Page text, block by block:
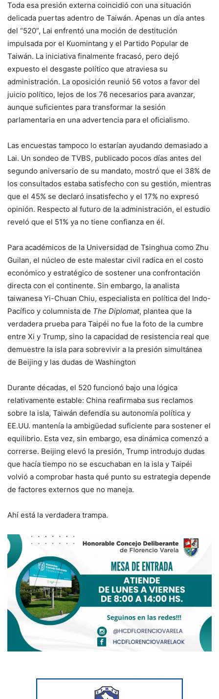
Toda esa presión externa coincidió con una situación
delicada puertas adentro de Taiwán. Apenas un día antes
del “520”, Lai enfrentó una moción de destitución
impulsada por el Kuomintang y el Partido Popular de
Taiwán. La iniciativa finalmente fracasó, pero dejó
expuesto el desgaste político que atraviesa su
administración. La oposición reunió 56 votos a favor del
juicio político, lejos de los 76 necesarios para avanzar,
aunque suficientes para transformar la sesión
parlamentaria en una advertencia para el oficialismo.
Las encuestas tampoco lo estarían ayudando demasiado a
Lai. Un sondeo de TVBS, publicado pocos días antes del
segundo aniversario de su mandato, mostró que el 38% de
los consultados estaba satisfecho con su gestión, mientras
que el 45% se declaró insatisfecho y el 17% no expresó
opinión. Respecto al futuro de la administración, el estudio
reveló que el 51% ya no tiene confianza en él.
Para académicos de la Universidad de Tsinghua como Zhu
Guilan, el núcleo de este malestar civil radica en el costo
económico y estratégico de sostener una confrontación
directa con el continente. Sin embargo, la analista
taiwanesa Yi-Chuan Chiu, especialista en política del Indo-
Pacífico y columnista de The Diplomat, plantea que la
verdadera prueba para Taipéi no fue la foto de la cumbre
entre Xi y Trump, sino la capacidad de resistencia real que
demuestre la isla para sobrevivir a la presión simultánea
de Beijing y las dudas de Washington
Durante décadas, el 520 funcionó bajo una lógica
relativamente estable: China reafirmaba sus reclamos
sobre la isla, Taiwán defendía su autonomía política y
EE.UU. mantenía la ambigüedad suficiente para sostener el
equilibrio. Esta vez, sin embargo, esa dinámica comenzó a
correrse. Beijing elevó la presión, Trump introdujo dudas
que hacía tiempo no se escuchaban en la isla y Taipéi
volvió a comprobar hasta qué punto su estrategia depende
de factores externos que no maneja.
Ahí está la verdadera trampa.